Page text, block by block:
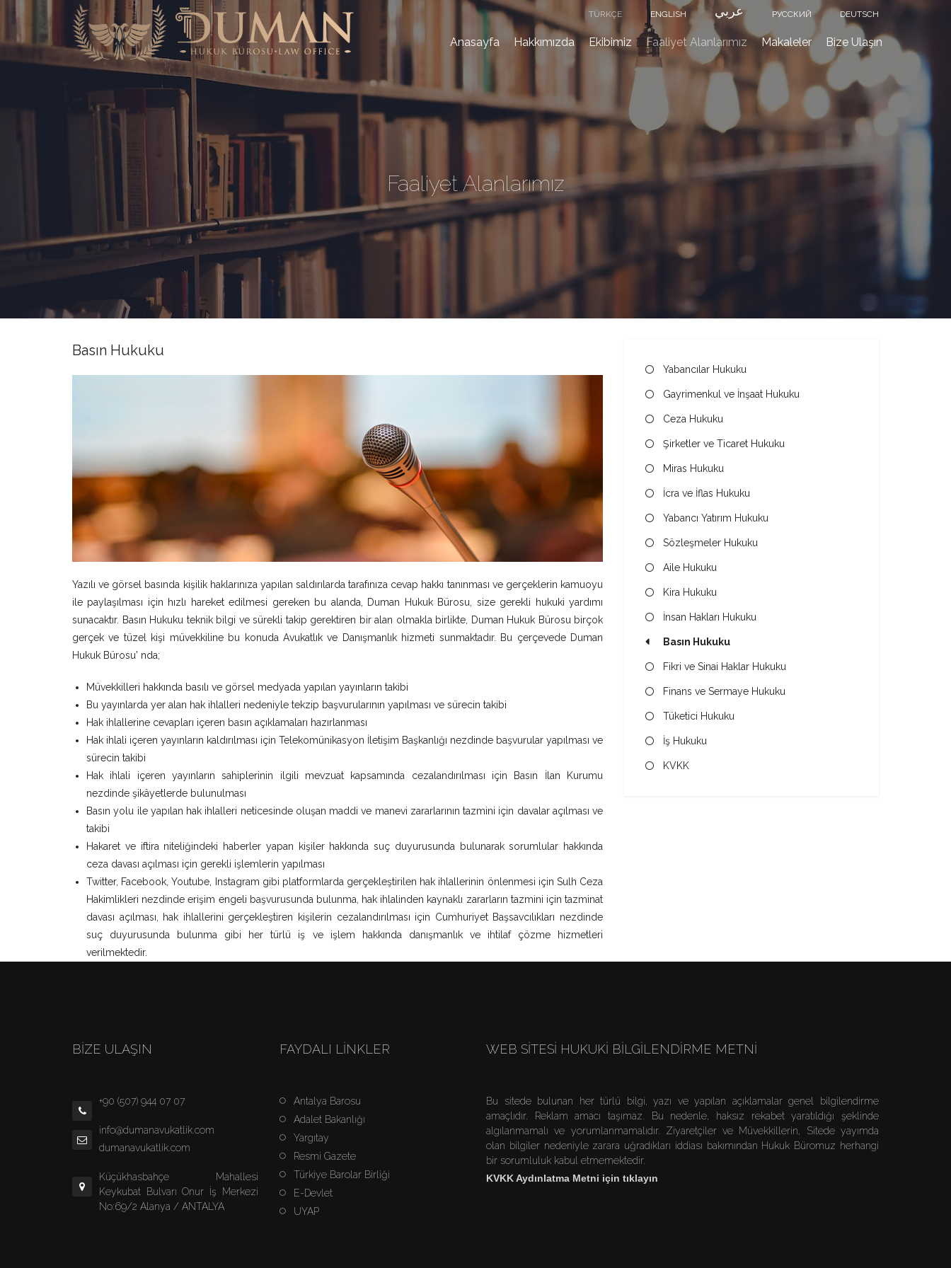
Anasayfa Hakkımızda Ekibimiz Faaliyet Alanlarımız Makaleler Bize Ulaşın
TÜRKÇE ENGLISH عربي РУССКИЙ DEUTSCH
Faaliyet Alanlarımız
Basın Hukuku
Yazılı ve görsel basında kişilik haklarınıza yapılan saldırılarda tarafınıza cevap hakkı tanınması ve gerçeklerin kamuoyu
ile paylaşılması için hızlı hareket edilmesi gereken bu alanda, Duman Hukuk Bürosu, size gerekli hukuki yardımı
sunacaktır. Basın Hukuku teknik bilgi ve sürekli takip gerektiren bir alan olmakla birlikte, Duman Hukuk Bürosu birçok
gerçek ve tüzel kişi müvekkiline bu konuda Avukatlık ve Danışmanlık hizmeti sunmaktadır. Bu çerçevede Duman
Hukuk Bürosu' nda;
Müvekkilleri hakkında basılı ve görsel medyada yapılan yayınların takibi
Bu yayınlarda yer alan hak ihlalleri nedeniyle tekzip başvurularının yapılması ve sürecin takibi
Hak ihlallerine cevapları içeren basın açıklamaları hazırlanması
Hak ihlali içeren yayınların kaldırılması için Telekomünikasyon İletişim Başkanlığı nezdinde başvurular yapılması ve
sürecin takibi
Hak ihlali içeren yayınların sahiplerinin ilgili mevzuat kapsamında cezalandırılması için Basın İlan Kurumu
nezdinde şikâyetlerde bulunulması
Basın yolu ile yapılan hak ihlalleri neticesinde oluşan maddi ve manevi zararlarının tazmini için davalar açılması ve
takibi
Hakaret ve iftira niteliğindeki haberler yapan kişiler hakkında suç duyurusunda bulunarak sorumlular hakkında
ceza davası açılması için gerekli işlemlerin yapılması
Twitter, Facebook, Youtube, Instagram gibi platformlarda gerçekleştirilen hak ihlallerinin önlenmesi için Sulh Ceza
Hakimlikleri nezdinde erişim engeli başvurusunda bulunma, hak ihlalinden kaynaklı zararların tazmini için tazminat
davası açılması, hak ihlallerini gerçekleştiren kişilerin cezalandırılması için Cumhuriyet Başsavcılıkları nezdinde
suç duyurusunda bulunma gibi her türlü iş ve işlem hakkında danışmanlık ve ihtilaf çözme hizmetleri
verilmektedir.
Yabancılar Hukuku
Gayrimenkul ve İnşaat Hukuku
Ceza Hukuku
Şirketler ve Ticaret Hukuku
Miras Hukuku
İcra ve İflas Hukuku
Yabancı Yatırım Hukuku
Sözleşmeler Hukuku
Aile Hukuku
Kira Hukuku
İnsan Hakları Hukuku
Basın Hukuku
Fikri ve Sinai Haklar Hukuku
Finans ve Sermaye Hukuku
Tüketici Hukuku
İş Hukuku
KVKK
BİZE ULAŞIN
+90 (507) 944 07 07
info@dumanavukatlik.com
dumanavukatlik.com
Küçükhasbahçe Mahallesi
Keykubat Bulvarı Onur İş Merkezi
No:69/2 Alanya / ANTALYA
FAYDALI LINKLER
Antalya Barosu
Adalet Bakanlığı
Yargıtay
Resmi Gazete
Türkiye Barolar Birliği
E-Devlet
UYAP
WEB SITESI HUKUKI BILGILENDIRME METNI
Bu sitede bulunan her türlü bilgi, yazı ve yapılan açıklamalar genel bilgilendirme
amaçlıdır. Reklam amacı taşımaz. Bu nedenle, haksız rekabet yaratıldığı şeklinde
algılanmamalı ve yorumlanmamalıdır. Ziyaretçiler ve Müvekkillerin, Sitede yayımda
olan bilgiler nedeniyle zarara uğradıkları iddiası bakımından Hukuk Büromuz herhangi
bir sorumluluk kabul etmemektedir.
KVKK Aydınlatma Metni için tıklayın